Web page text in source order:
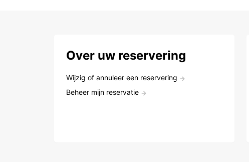
Over uw reservering
Wijzig of annuleer een reservering
Beheer mijn reservatie